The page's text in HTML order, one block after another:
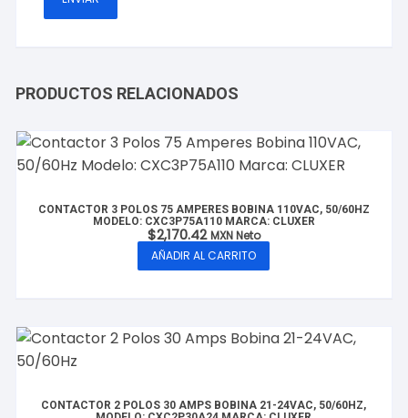
PRODUCTOS RELACIONADOS
CONTACTOR 3 POLOS 75 AMPERES BOBINA 110VAC, 50/60HZ
MODELO: CXC3P75A110 MARCA: CLUXER
$2,170.42 MXN Neto
AÑADIR AL CARRITO
CONTACTOR 2 POLOS 30 AMPS BOBINA 21-24VAC, 50/60HZ,